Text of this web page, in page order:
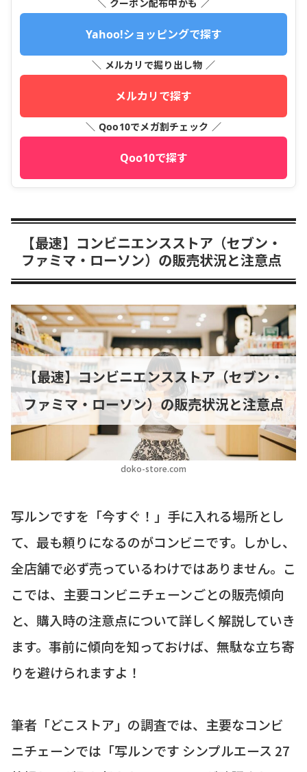
＼ クーポン配布中かも ／
Yahoo!ショッピングで探す
＼ メルカリで掘り出し物 ／
メルカリで探す
＼ Qoo10でメガ割チェック ／
Qoo10で探す
【最速】コンビニエンスストア（セブン・
ファミマ・ローソン）の販売状況と注意点
doko-store.com
【最速】コンビニエンスストア（セブン・
ファミマ・ローソン）の販売状況と注意点
写ルンですを「今すぐ！」手に入れる場所とし
て、最も頼りになるのがコンビニです。しかし、
全店舗で必ず売っているわけではありません。こ
こでは、主要コンビニチェーンごとの販売傾向
と、購入時の注意点について詳しく解説していき
ます。事前に傾向を知っておけば、無駄な立ち寄
りを避けられますよ！
筆者「どこストア」の調査では、主要なコンビ
ニチェーンでは「写ルンです シンプルエース 27